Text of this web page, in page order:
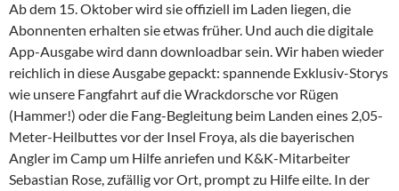
Ab dem 15. Oktober wird sie offiziell im Laden liegen, die
Abonnenten erhalten sie etwas früher. Und auch die digitale
App-Ausgabe wird dann downloadbar sein. Wir haben wieder
reichlich in diese Ausgabe gepackt: spannende Exklusiv-Storys
wie unsere Fangfahrt auf die Wrackdorsche vor Rügen
(Hammer!) oder die Fang-Begleitung beim Landen eines 2,05-
Meter-Heilbuttes vor der Insel Froya, als die bayerischen
Angler im Camp um Hilfe anriefen und K&K-Mitarbeiter
Sebastian Rose, zufällig vor Ort, prompt zu Hilfe eilte. In der